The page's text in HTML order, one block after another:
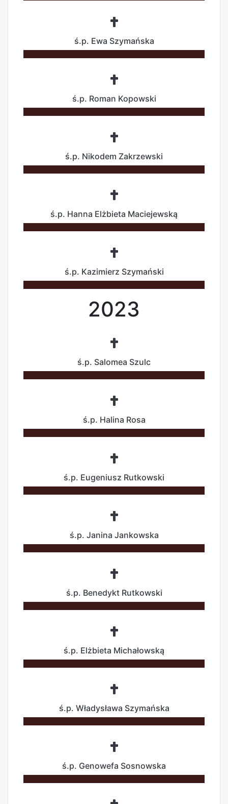
ś.p. Ewa Szymańska
ś.p. Roman Kopowski
ś.p. Nikodem Zakrzewski
ś.p. Hanna Elżbieta Maciejewską
ś.p. Kazimierz Szymański
2023
ś.p. Salomea Szulc
ś.p. Halina Rosa
ś.p. Eugeniusz Rutkowski
ś.p. Janina Jankowska
ś.p. Benedykt Rutkowski
ś.p. Elżbieta Michałowską
ś.p. Władysława Szymańska
ś.p. Genowefa Sosnowska